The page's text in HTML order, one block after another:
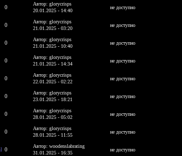
0
Автор: glorycrisps
20.01.2025 - 14:40
не доступно
0
Автор: glorycrisps
21.01.2025 - 03:20
не доступно
0
Автор: glorycrisps
21.01.2025 - 10:40
не доступно
0
Автор: glorycrisps
21.01.2025 - 14:34
не доступно
0
Автор: glorycrisps
22.01.2025 - 02:22
не доступно
0
Автор: glorycrisps
23.01.2025 - 18:21
не доступно
0
Автор: glorycrisps
28.01.2025 - 05:02
не доступно
0
Автор: glorycrisps
28.01.2025 - 11:55
не доступно
0
Автор: woodenslabrating
31.01.2025 - 16:35
не доступно